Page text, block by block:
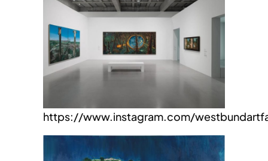
https://www.instagram.com/